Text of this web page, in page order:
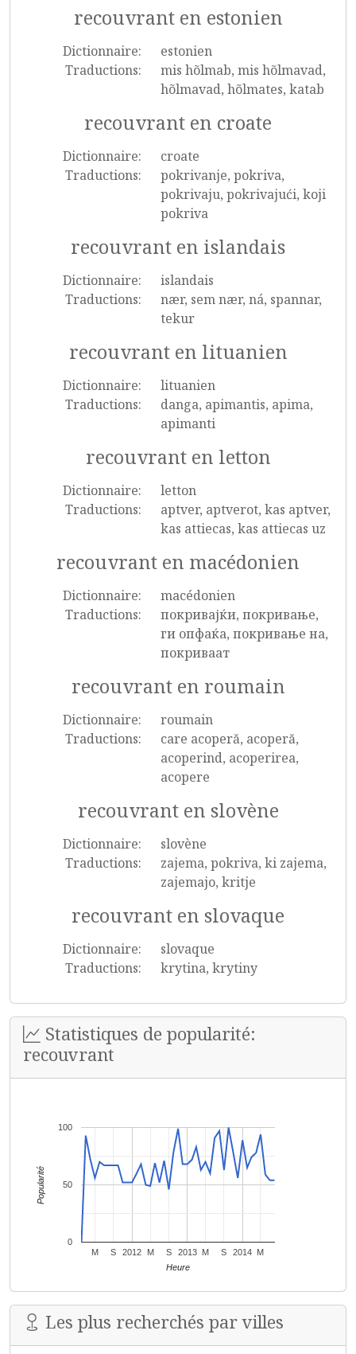
recouvrant en estonien
Dictionnaire:
estonien
Traductions:
mis hõlmab, mis hõlmavad,
hõlmavad, hõlmates, katab
recouvrant en croate
Dictionnaire:
croate
Traductions:
pokrivanje, pokriva,
pokrivaju, pokrivajući, koji
pokriva
recouvrant en islandais
Dictionnaire:
islandais
Traductions:
nær, sem nær, ná, spannar,
tekur
recouvrant en lituanien
Dictionnaire:
lituanien
Traductions:
danga, apimantis, apima,
apimanti
recouvrant en letton
Dictionnaire:
letton
Traductions:
aptver, aptverot, kas aptver,
kas attiecas, kas attiecas uz
recouvrant en macédonien
Dictionnaire:
macédonien
Traductions:
покривајќи, покривање,
ги опфаќа, покривање на,
покриваат
recouvrant en roumain
Dictionnaire:
roumain
Traductions:
care acoperă, acoperă,
acoperind, acoperirea,
acopere
recouvrant en slovène
Dictionnaire:
slovène
Traductions:
zajema, pokriva, ki zajema,
zajemajo, kritje
recouvrant en slovaque
Dictionnaire:
slovaque
Traductions:
krytina, krytiny
Statistiques de popularité:
recouvrant
2012 2013 2014
M S M S M S M
0
50
100
Heure
Popularité
Les plus recherchés par villes